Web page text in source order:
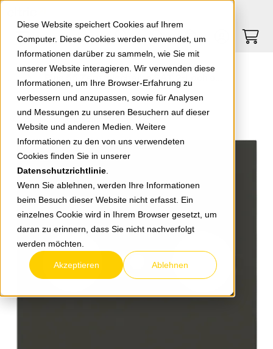
Diese Website speichert Cookies auf Ihrem
Computer. Diese Cookies werden verwendet, um
Informationen darüber zu sammeln, wie Sie mit
unserer Website interagieren. Wir verwenden diese
Informationen, um Ihre Browser-Erfahrung zu
verbessern und anzupassen, sowie für Analysen
und Messungen zu unseren Besuchern auf dieser
Website und anderen Medien. Weitere
Informationen zu den von uns verwendeten
Cookies finden Sie in unserer
Datenschutzrichtlinie
Wenn Sie ablehnen, werden Ihre Informationen
beim Besuch dieser Website nicht erfasst. Ein
einzelnes Cookie wird in Ihrem Browser gesetzt, um
daran zu erinnern, dass Sie nicht nachverfolgt
werden möchten.
Akzeptieren Ablehnen
Springe zu Hauptinhalt Springe zum Footer
0
zurück zur Übersicht